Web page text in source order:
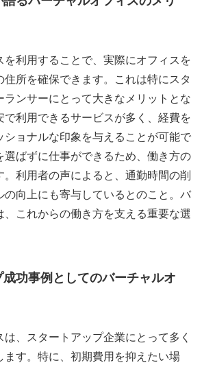
を利用することで、実際にオフィスを
住所を確保できます。これは特にスタ
ランサーにとって大きなメリットとな
で利用できるサービスが多く、経費を
ショナルな印象を与えることが可能で
選ばずに仕事ができるため、働き方の
。利用者の声によると、通勤時間の削
の向上にも寄与しているとのこと。バ
、これからの働き方を支える重要な選
功事例としてのバーチャルオ
、スタートアップ企業にとって多く
ます。特に、初期費用を抑えたい場